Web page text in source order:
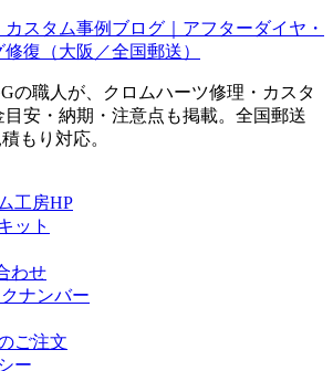
スタム事例ブログ｜アフターダイヤ・
復（大阪／全国郵送）
の職人が、クロムハーツ修理・カスタ
目安・納期・注意点も掲載。全国郵送
もり対応。
工房HP
ット
わせ
ナンバー
ご注文
ー